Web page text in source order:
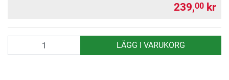
239,00 kr
LÄGG I VARUKORG